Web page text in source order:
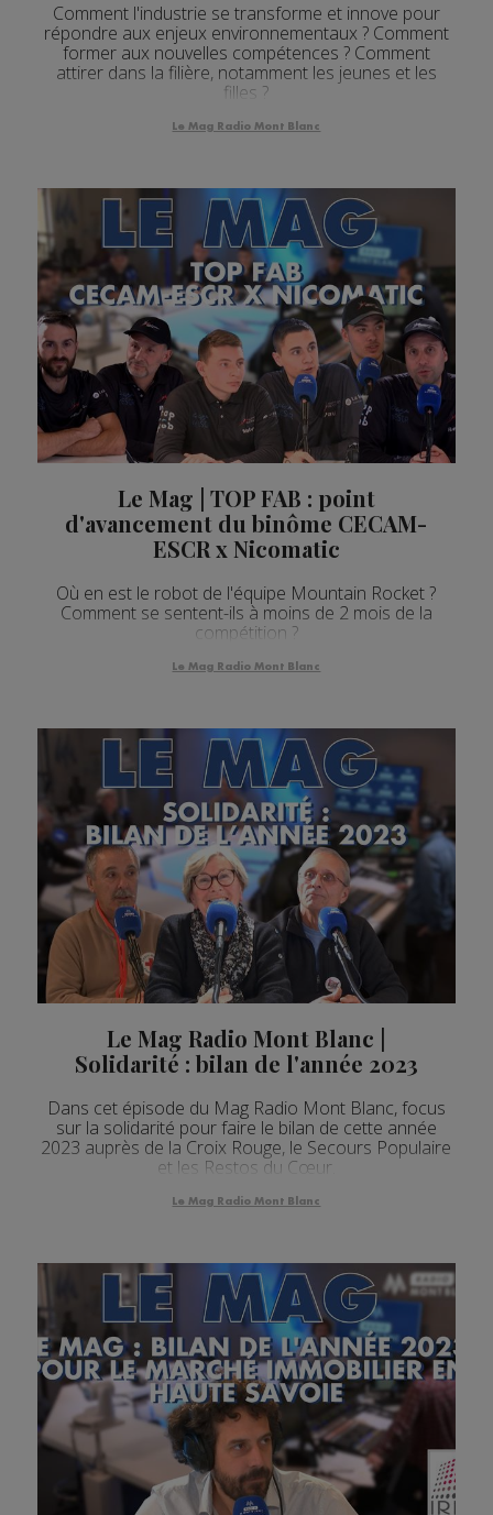
Comment l'industrie se transforme et innove pour
répondre aux enjeux environnementaux ? Comment
former aux nouvelles compétences ? Comment
attirer dans la filière, notamment les jeunes et les
filles ?
Le Mag Radio Mont Blanc
Le Mag | TOP FAB : point
d'avancement du binôme CECAM-
ESCR x Nicomatic
Où en est le robot de l'équipe Mountain Rocket ?
Comment se sentent-ils à moins de 2 mois de la
compétition ?
Le Mag Radio Mont Blanc
Le Mag Radio Mont Blanc |
Solidarité : bilan de l'année 2023
Dans cet épisode du Mag Radio Mont Blanc, focus
sur la solidarité pour faire le bilan de cette année
2023 auprès de la Croix Rouge, le Secours Populaire
et les Restos du Cœur.
Le Mag Radio Mont Blanc